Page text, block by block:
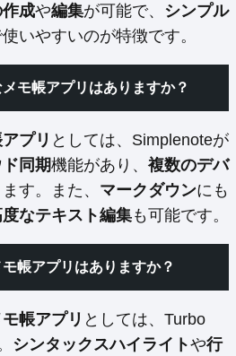
作成や編集が可能で、 シンプル
いやすいのが特徴です。
モ帳アプリはありますか？
プリ としては、Simplenoteが
同期機能があり、 複数のデバ
す。また、 マークダウンにも
なテキスト編集も可能です。
帳アプリはありますか？
帳アプリ としては、Turbo
シンタックスハイライトや行